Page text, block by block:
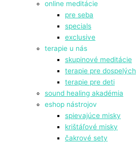
online meditácie
pre seba
specials
exclusive
terapie u nás
skupinové meditácie
terapie pre dospelých
terapie pre deti
sound healing akadémia
eshop nástrojov
spievajúce misky
krištáľové misky
čakrové sety